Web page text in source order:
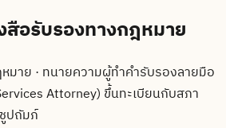
อรับรองทางกฎหมาย
มาย · ทนายความผู้ทำคำรับรองลายมือ
Attorney) ขึ้นทะเบียนกับสภา
ปถัมภ์